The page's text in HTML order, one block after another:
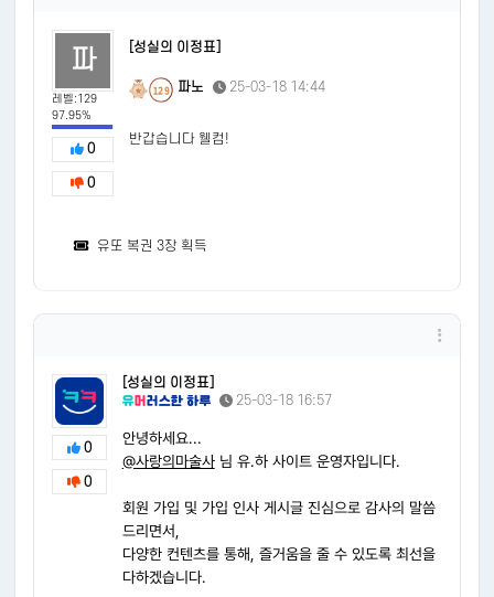
파
레벨:129
97.95%
0
0
[성실의 이정표]
129 파노 25-03-18 14:44
반갑습니다 웰컴!
유또 복권 3장 획득
0
0
[성실의 이정표]
25-03-18 16:57
안녕하세요...
@사랑의마술사님 유.하 사이트 운영자입니다.
회원 가입 및 가입 인사 게시글 진심으로 감사의 말씀
드리면서,
다양한 컨텐츠를 통해, 즐거움을 줄 수 있도록 최선을
다하겠습니다.